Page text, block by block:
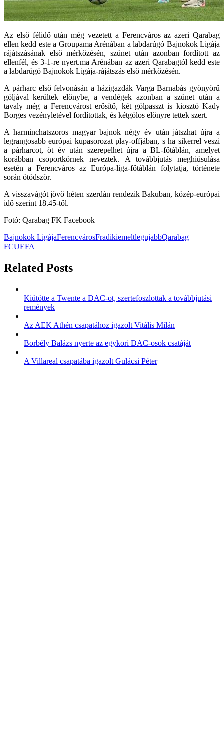
Az első félidő után még vezetett a Ferencváros az azeri Qarabag
ellen kedd este a Groupama Arénában a labdarúgó Bajnokok Ligája
rájátszásának első mérkőzésén, szünet után azonban fordított az
ellenfél, és 3-1-re nyert.ma Arénában az azeri Qarabagtól kedd este
a labdarúgó Bajnokok Ligája-rájátszás első mérkőzésén.
A párharc első felvonásán a házigazdák Varga Barnabás gyönyörű
góljával kerültek előnybe, a vendégek azonban a szünet után a
tavaly még a Ferencvárost erősítő, két gólpasszt is kiosztó Kady
Borges vezényletével fordítottak, és kétgólos előnyre tettek szert.
A harminchatszoros magyar bajnok négy év után játszhat újra a
legrangosabb európai kupasorozat play-offjában, s ha sikerrel veszi
a párharcot, öt év után szerepelhet újra a BL-főtáblán, amelyet
korábban csoportkörnek neveztek. A továbbjutás meghiúsulása
esetén a Ferencváros az Európa-liga-főtáblán folytatja, története
során ötödször.
A visszavágót jövő héten szerdán rendezik Bakuban, közép-európai
idő szerint 18.45-től.
Fotó: Qarabag FK Facebook
Bajnokok LigájaFerencvárosFradikiemeltlegujabbQarabag
FCUEFA
Related Posts
Kiütötte a Twente a DAC-ot, szertefoszlottak a továbbjutási
remények
Az AEK Athén csapatához igazolt Vitális Milán
Borbély Balázs nyerte az egykori DAC-osok csatáját
A Villareal csapatába igazolt Gulácsi Péter